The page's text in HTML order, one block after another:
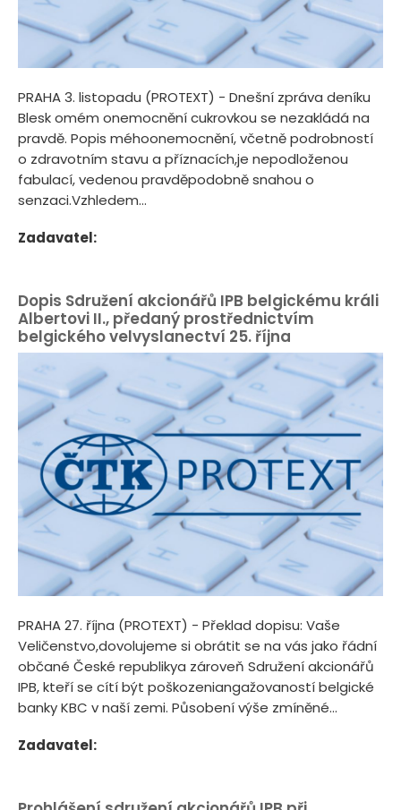
PRAHA 3. listopadu (PROTEXT) - Dnešní zpráva deníku
Blesk omém onemocnění cukrovkou se nezakládá na
pravdě. Popis méhoonemocnění, včetně podrobností
o zdravotním stavu a příznacích,je nepodloženou
fabulací, vedenou pravděpodobně snahou o
senzaci.Vzhledem...
Zadavatel:
Dopis Sdružení akcionářů IPB belgickému králi
Albertovi II., předaný prostřednictvím
belgického velvyslanectví 25. října
PRAHA 27. října (PROTEXT) - Překlad dopisu: Vaše
Veličenstvo,dovolujeme si obrátit se na vás jako řádní
občané České republikya zároveň Sdružení akcionářů
IPB, kteří se cítí být poškozeniangažovaností belgické
banky KBC v naší zemi. Působení výše zmíněné...
Zadavatel: